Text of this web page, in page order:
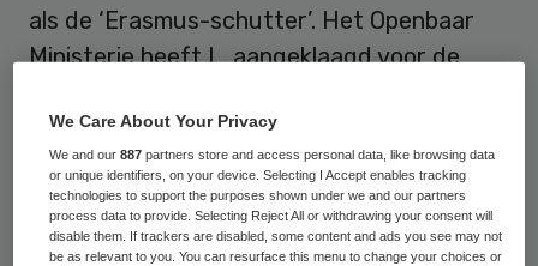
als de ‘Erasmus-schutter’. Het Openbaar
Ministerie heeft L. aangeklaagd voor de
haar 14-jarige dochter Romy en de 43-
jarige docent en huisarts Jurgen Damen.
Het schokkende geweld voltrok zich op 28
september 2023.
We Care About Your Privacy
We and our887 partners store and access personal data, like browsing data
or unique identifiers, on your device. Selecting I Accept enables tracking
technologies to support the purposes shown under we and our partners
process data to provide. Selecting Reject All or withdrawing your consent will
disable them. If trackers are disabled, some content and ads you see may not
be as relevant to you. You can resurface this menu to change your choices or